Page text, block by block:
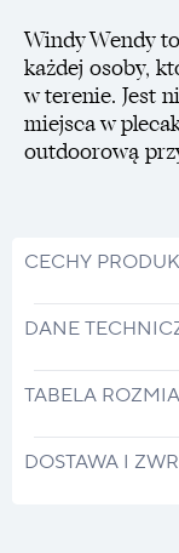
Windy Wendy
każdej osoby,
w terenie. Jest
miejsca w
outdoorową
CECHY
DANE
TABELA
DOSTAWA I